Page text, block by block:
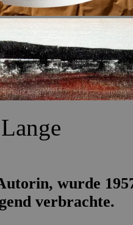
wurde
verbrachte.